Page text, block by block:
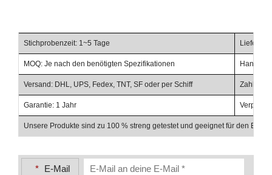
Stichprobenzeit: 1~5 Tage
MOQ: Je nach den benötigten Spezifikationen
Versand: DHL, UPS, Fedex, TNT, SF oder per Schiff
Garantie: 1 Jahr
Unsere Produkte sind zu 100 % streng getestet und geeignet für den
* E-Mail